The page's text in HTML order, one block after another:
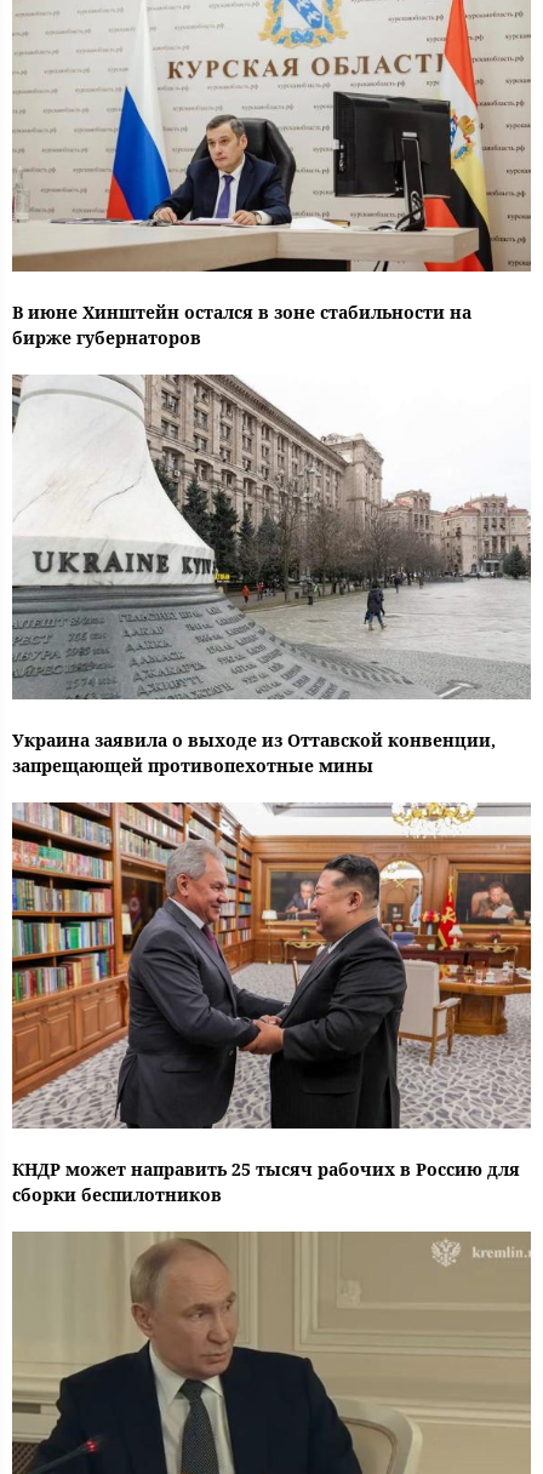
В июне Хинштейн остался в зоне стабильности на
бирже губернаторов
Украина заявила о выходе из Оттавской конвенции,
запрещающей противопехотные мины
КНДР может направить 25 тысяч рабочих в Россию для
сборки беспилотников